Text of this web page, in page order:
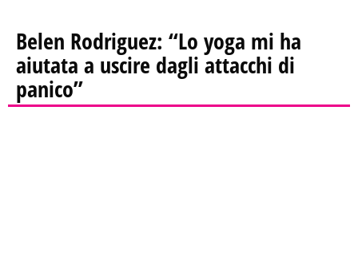
Belen Rodriguez: “Lo yoga mi ha
aiutata a uscire dagli attacchi di
panico”